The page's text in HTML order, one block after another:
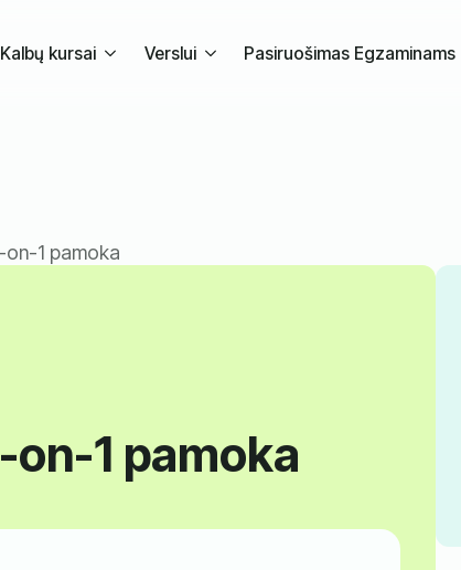
Kalbų kursai Verslui Pasiruošimas Egzaminams
on-1 pamoka
on-1 pamoka